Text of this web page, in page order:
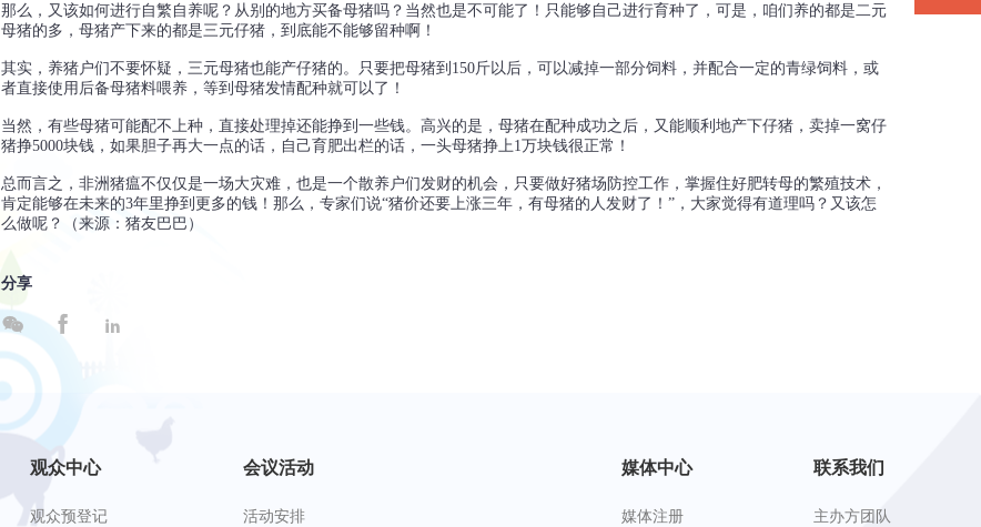
那么，又该如何进行自繁自养呢？从别的地方买备母猪吗？当然也是不可能了！只能够自己进行育种了，可是，咱们养的都是二元
母猪的多，母猪产下来的都是三元仔猪，到底能不能够留种啊！
其实，养猪户们不要怀疑，三元母猪也能产仔猪的。只要把母猪到150斤以后，可以减掉一部分饲料，并配合一定的青绿饲料，或
者直接使用后备母猪料喂养，等到母猪发情配种就可以了！
当然，有些母猪可能配不上种，直接处理掉还能挣到一些钱。高兴的是，母猪在配种成功之后，又能顺利地产下仔猪，卖掉一窝仔
猪挣5000块钱，如果胆子再大一点的话，自己育肥出栏的话，一头母猪挣上1万块钱很正常！
总而言之，非洲猪瘟不仅仅是一场大灾难，也是一个散养户们发财的机会，只要做好猪场防控工作，掌握住好肥转母的繁殖技术，
肯定能够在未来的3年里挣到更多的钱！那么，专家们说“猪价还要上涨三年，有母猪的人发财了！”，大家觉得有道理吗？又该怎
么做呢？（来源：猪友巴巴）
分享
  
观众中心
观众预登记
会议活动
活动安排
媒体中心
媒体注册
联系我们
主办方团队